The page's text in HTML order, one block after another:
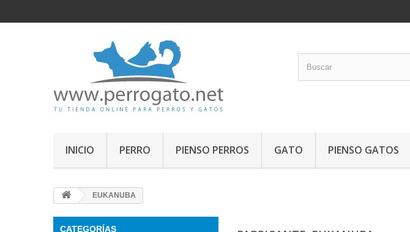
INICIO PERRO PIENSO PERROS GATO PIENSO GATOS
EUKANUBA
CATEGORÍAS